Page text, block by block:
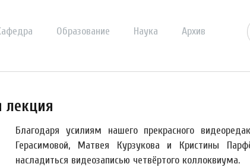
Образование Наука Архив
лекция
Благодаря усилиям нашего прекрасного
Герасимовой, Матвея Курзукова и Кристины
насладиться видеозаписью четвёртого коллоквиума.